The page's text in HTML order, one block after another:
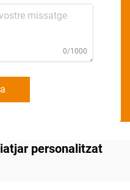
0/1000
personalitzat